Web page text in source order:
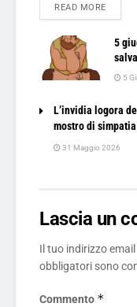
READ MOREDETAILS
5
5
L’invidia logora
mostro di
31 Maggio 2026
Lascia un
Il tuo indirizzo
obbligatori sono
Commento *